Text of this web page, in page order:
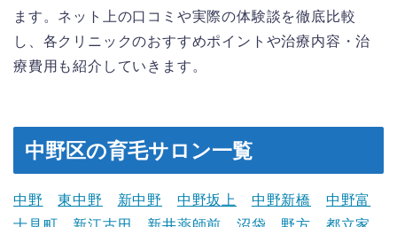
ます。ネット上の口コミや実際の体験談を徹底比較
し、各クリニックのおすすめポイントや治療内容・治
療費用も紹介していきます。
中野区の育毛サロン一覧
中野 東中野 新中野 中野坂上 中野新橋
中野富